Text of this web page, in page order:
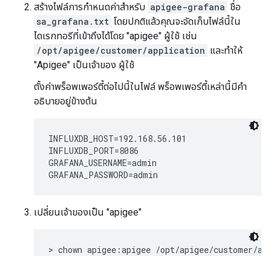
สร้างไฟล์การกำหนดค่าสำหรับ apigee-grafana ชื่อ
sa_grafana.txt โดยปกติแล้วคุณจะจัดเก็บไฟล์นี้ใน
ไดเรกทอรีที่เข้าถึงได้โดย "apigee" ผู้ใช้ เช่น
/opt/apigee/customer/application และทำให้
"Apigee" เป็นเจ้าของ ผู้ใช้
ตั้งค่าพร็อพเพอร์ตี้ต่อไปนี้ในไฟล์ พร็อพเพอร์ตี้เหล่านี้มีคำ
อธิบายอยู่ข้างต้น
INFLUXDB_HOST=192.168.56.101
INFLUXDB_PORT=8086
GRAFANA_USERNAME=admin
GRAFANA_PASSWORD=admin
เปลี่ยนเจ้าของเป็น "apigee"
> chown apigee:apigee /opt/apigee/customer/